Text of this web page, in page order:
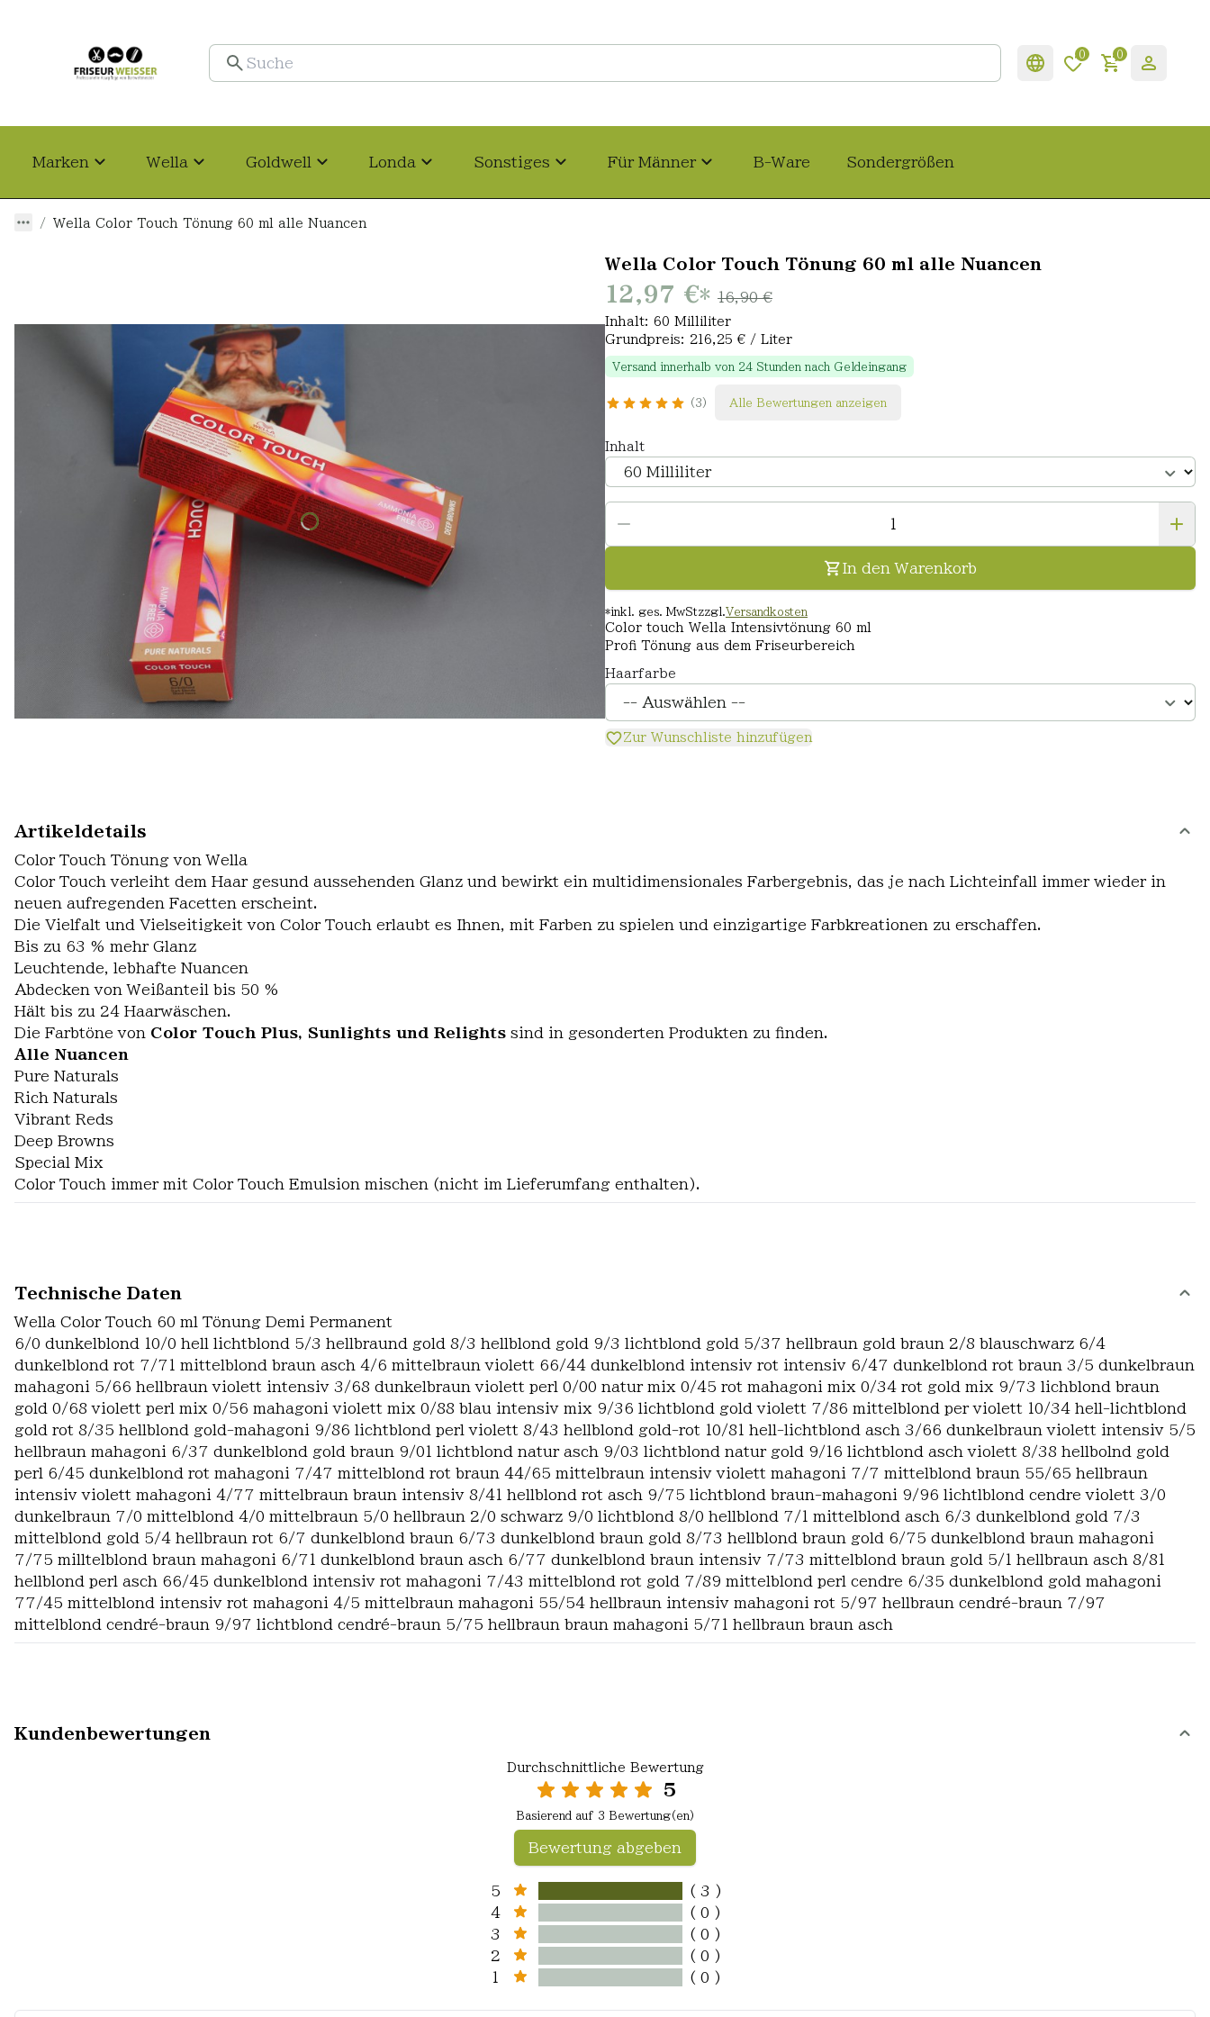
0 0
Marken Wella Goldwell Londa Sonstiges Für Männer B-Ware Sondergrößen
Wella Color Touch Tönung 60 ml alle Nuancen
Wella Color Touch Tönung 60 ml alle Nuancen
12,97 €* 16,90 €
Inhalt: 60 Milliliter
Grundpreis: 216,25 € / Liter
Versand innerhalb von 24 Stunden nach Geldeingang
3 Alle Bewertungen anzeigen
Inhalt
In den Warenkorb
*inkl. ges. MwStzzgl. Versandkosten
Color touch Wella Intensivtönung 60 ml
Profi Tönung aus dem Friseurbereich
Haarfarbe
Zur Wunschliste hinzufügen
Artikeldetails
Color Touch Tönung von Wella
Color Touch verleiht dem Haar gesund aussehenden Glanz und bewirkt ein multidimensionales Farbergebnis, das je nach Lichteinfall immer wieder in
neuen aufregenden Facetten erscheint.
Die Vielfalt und Vielseitigkeit von Color Touch erlaubt es Ihnen, mit Farben zu spielen und einzigartige Farbkreationen zu erschaffen.
Bis zu 63 % mehr Glanz
Leuchtende, lebhafte Nuancen
Abdecken von Weißanteil bis 50 %
Hält bis zu 24 Haarwäschen.
Die Farbtöne von Color Touch Plus, Sunlights und Relights sind in gesonderten Produkten zu finden.
Alle Nuancen
Pure Naturals
Rich Naturals
Vibrant Reds
Deep Browns
Special Mix
Color Touch immer mit Color Touch Emulsion mischen (nicht im Lieferumfang enthalten).
Technische Daten
Wella Color Touch 60 ml Tönung Demi Permanent
6/0 dunkelblond 10/0 hell lichtblond 5/3 hellbraund gold 8/3 hellblond gold 9/3 lichtblond gold 5/37 hellbraun gold braun 2/8 blauschwarz 6/4
dunkelblond rot 7/71 mittelblond braun asch 4/6 mittelbraun violett 66/44 dunkelblond intensiv rot intensiv 6/47 dunkelblond rot braun 3/5 dunkelbraun
mahagoni 5/66 hellbraun violett intensiv 3/68 dunkelbraun violett perl 0/00 natur mix 0/45 rot mahagoni mix 0/34 rot gold mix 9/73 lichblond braun
gold 0/68 violett perl mix 0/56 mahagoni violett mix 0/88 blau intensiv mix 9/36 lichtblond gold violett 7/86 mittelblond per violett 10/34 hell-lichtblond
gold rot 8/35 hellblond gold-mahagoni 9/86 lichtblond perl violett 8/43 hellblond gold-rot 10/81 hell-lichtblond asch 3/66 dunkelbraun violett intensiv 5/5
hellbraun mahagoni 6/37 dunkelblond gold braun 9/01 lichtblond natur asch 9/03 lichtblond natur gold 9/16 lichtblond asch violett 8/38 hellbolnd gold
perl 6/45 dunkelblond rot mahagoni 7/47 mittelblond rot braun 44/65 mittelbraun intensiv violett mahagoni 7/7 mittelblond braun 55/65 hellbraun
intensiv violett mahagoni 4/77 mittelbraun braun intensiv 8/41 hellblond rot asch 9/75 lichtblond braun-mahagoni 9/96 lichtlblond cendre violett 3/0
dunkelbraun 7/0 mittelblond 4/0 mittelbraun 5/0 hellbraun 2/0 schwarz 9/0 lichtblond 8/0 hellblond 7/1 mittelblond asch 6/3 dunkelblond gold 7/3
mittelblond gold 5/4 hellbraun rot 6/7 dunkelblond braun 6/73 dunkelblond braun gold 8/73 hellblond braun gold 6/75 dunkelblond braun mahagoni
7/75 milltelblond braun mahagoni 6/71 dunkelblond braun asch 6/77 dunkelblond braun intensiv 7/73 mittelblond braun gold 5/1 hellbraun asch 8/81
hellblond perl asch 66/45 dunkelblond intensiv rot mahagoni 7/43 mittelblond rot gold 7/89 mittelblond perl cendre 6/35 dunkelblond gold mahagoni
77/45 mittelblond intensiv rot mahagoni 4/5 mittelbraun mahagoni 55/54 hellbraun intensiv mahagoni rot 5/97 hellbraun cendré-braun 7/97
mittelblond cendré-braun 9/97 lichtblond cendré-braun 5/75 hellbraun braun mahagoni 5/71 hellbraun braun asch
Kundenbewertungen
Durchschnittliche Bewertung
5
Basierend auf 3 Bewertung(en)
Bewertung abgeben
5
( 3 )
4
( 0 )
3
( 0 )
2
( 0 )
1
( 0 )